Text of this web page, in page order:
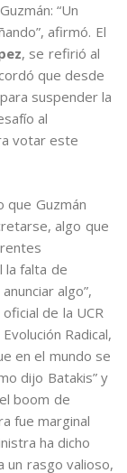
“Un
afirmó. El
, se refirió al
que desde
suspender la
al
votar este
que Guzmán
algo que
la falta de
algo”,
de la UCR
Radical,
en el mundo se
dijo Batakis” y
boom de
fue marginal
ha dicho
un rasgo valioso,